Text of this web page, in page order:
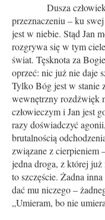
Dusza człowieka
przeznaczeniu – ku
jest w niebie. Stąd Jan
rozgrywa się w tym
świat. Tęsknota za
oprzeć: nic już nie daje
Tylko Bóg jest w stanie
wewnętrzny rozdźwięk
człowieczym i Jan jest
razy doświadczyć
brutalnością
związane z cierpieniem
jedna droga, z której
to szczęście. Żadna
dać mu niczego –
„Umieram, bo nie